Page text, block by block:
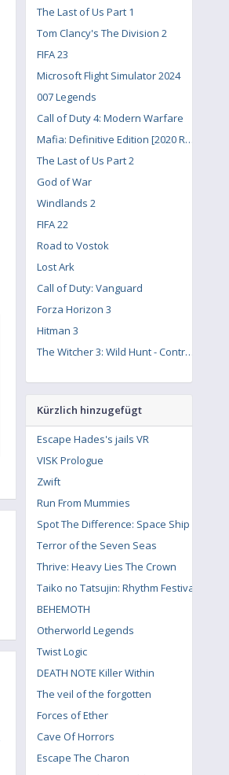
The Last of Us Part 1
Tom Clancy's The Division 2
FIFA 23
Microsoft Flight Simulator 2024
007 Legends
Call of Duty 4: Modern Warfare
Mafia: Definitive Edition [2020 Remake]
The Last of Us Part 2
God of War
Windlands 2
FIFA 22
Road to Vostok
Lost Ark
Call of Duty: Vanguard
Forza Horizon 3
Hitman 3
The Witcher 3: Wild Hunt - Contract: Missing Miners
Kürzlich hinzugefügt
Escape Hades's jails VR
VISK Prologue
Zwift
Run From Mummies
Spot The Difference: Space Ship
Terror of the Seven Seas
Thrive: Heavy Lies The Crown
Taiko no Tatsujin: Rhythm Festival
BEHEMOTH
Otherworld Legends
Twist Logic
DEATH NOTE Killer Within
The veil of the forgotten
Forces of Ether
Cave Of Horrors
Escape The Charon